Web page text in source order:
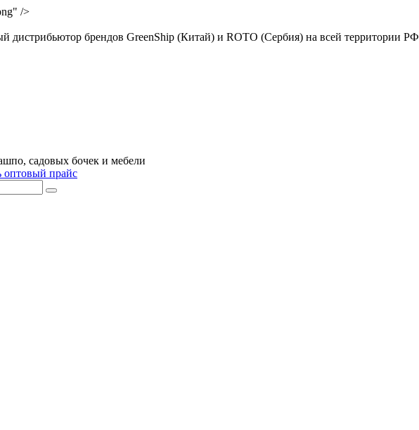
/>
брендов GreenShip (Китай) и ROTO (Сербия) на всей территории РФ
садовых бочек и мебели
оптовый прайс